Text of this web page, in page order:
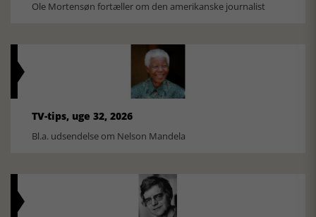
Ole Mortensøn fortæller om den amerikanske journalist
TV-tips, uge 32, 2026
Bl.a. udsendelse om Nelson Mandela